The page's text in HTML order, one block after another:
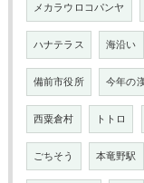
メカラウロコパンヤ
ハナテラス 海沿い
備前市役所 今年の
西粟倉村 トトロ
ごちそう 本竜野駅